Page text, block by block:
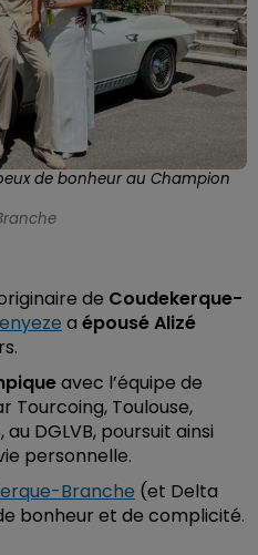
de bonheur au Champion
de Coudekerque-
a épousé Alizé
avec l’équipe de
Tourcoing, Toulouse,
DGLVB, poursuit ainsi
personnelle.
Branche (et Delta
bonheur et de complicité.